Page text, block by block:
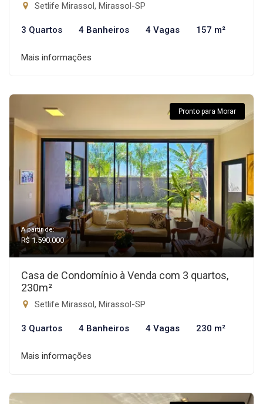
Setlife Mirassol, Mirassol-SP
3 Quartos 4 Banheiros 4 Vagas 157 m²
Mais informações
Pronto para Morar
A partir de:
R$ 1.590.000
Casa de Condomínio à Venda com 3 quartos,
230m²
Setlife Mirassol, Mirassol-SP
3 Quartos 4 Banheiros 4 Vagas 230 m²
Mais informações